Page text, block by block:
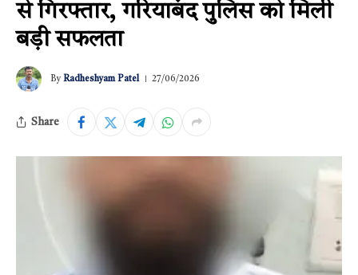
से गिरफ्तार, गरियाबंद पुलिस को मिली
बड़ी सफलता
By Radheshyam Patel 27/06/2026
Share